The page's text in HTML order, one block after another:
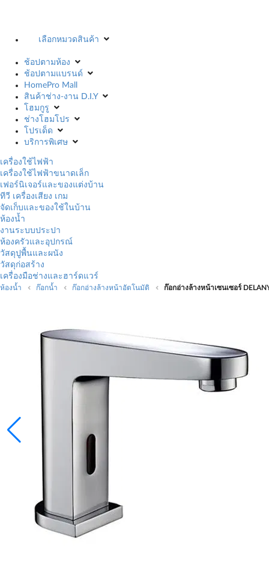
เลือกหมวดสินค้า
ช้อปตามห้อง
ช้อปตามแบรนด์
HomePro Mall
สินค้าช่าง-งาน D.I.Y
โฮมกูรู
ช่างโฮมโปร
โปรเด็ด
บริการพิเศษ
เครื่องใช้ไฟฟ้า
เครื่องใช้ไฟฟ้าขนาดเล็ก
เฟอร์นิเจอร์และของแต่งบ้าน
ทีวี เครื่องเสียง เกม
จัดเก็บและของใช้ในบ้าน
ห้องน้ำ
งานระบบประปา
ห้องครัวและอุปกรณ์
วัสดุปูพื้นและผนัง
วัสดุก่อสร้าง
เครื่องมือช่างและฮาร์ดแวร์
ห้องน้ำ ก๊อกน้ำ ก๊อกอ่างล้างหน้าอัตโนมัติ ก๊อกอ่างล้างหน้าเซนเซอร์